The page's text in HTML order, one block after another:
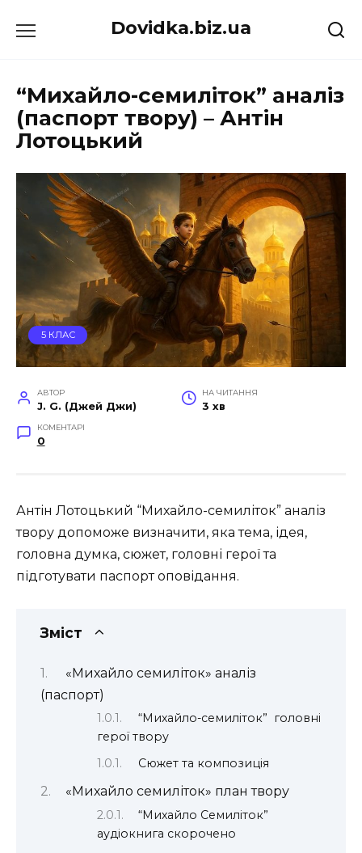
до
Dovidka.biz.ua
“Михайло-семиліток” аналіз
(паспорт твору) – Антін
Лотоцький
5 КЛАС
АВТОР
J. G. (Джей Джи)
НА ЧИТАННЯ
3 хв
КОМЕНТАРІ
0
Антін Лотоцький “Михайло-семиліток” аналіз
твору допоможе визначити, яка тема, ідея,
головна думка, сюжет, головні герої та
підготувати паспорт оповідання.
Зміст
«Михайло семиліток» аналіз
(паспорт)
“Михайло-семиліток” головні
герої твору
Сюжет та композиція
«Михайло семиліток» план твору
“Михайло Семиліток”
аудіокнига скорочено